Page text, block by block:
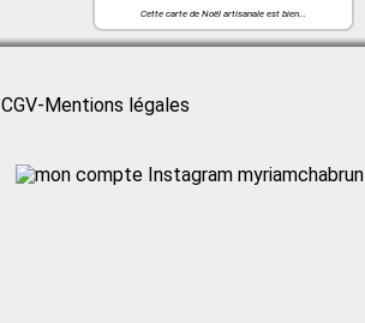
Cette carte de Noël artisanale est bien...
CGV-Mentions légales
myriamchabrun